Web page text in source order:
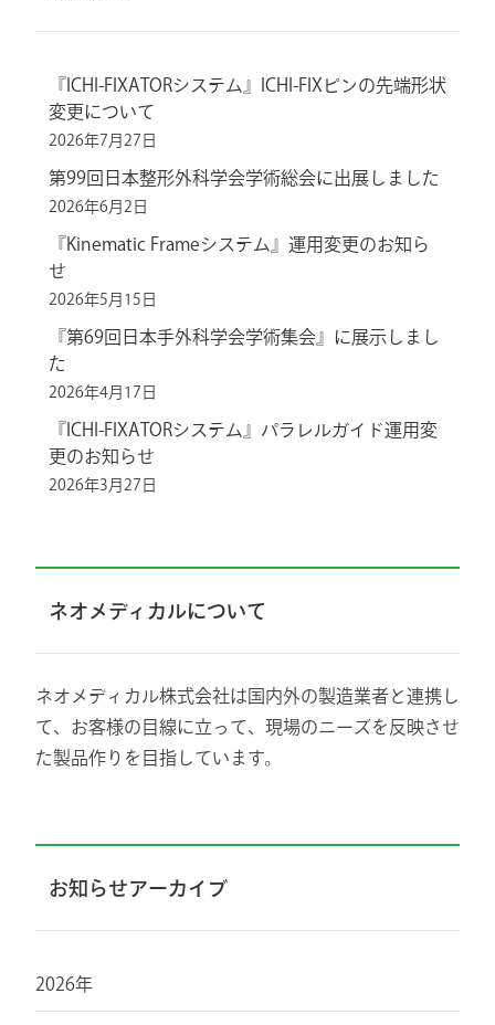
『ICHI-FIXATORシステム』ICHI-FIXピンの先端形状
変更について
2026年7月27日
第99回日本整形外科学会学術総会に出展しました
2026年6月2日
『Kinematic Frameシステム』運用変更のお知ら
せ
2026年5月15日
『第69回日本手外科学会学術集会』に展示しまし
た
2026年4月17日
『ICHI-FIXATORシステム』パラレルガイド運用変
更のお知らせ
2026年3月27日
ネオメディカルについて
ネオメディカル株式会社は国内外の製造業者と連携し
て、お客様の目線に立って、現場のニーズを反映させ
た製品作りを目指しています。
お知らせアーカイブ
2026年